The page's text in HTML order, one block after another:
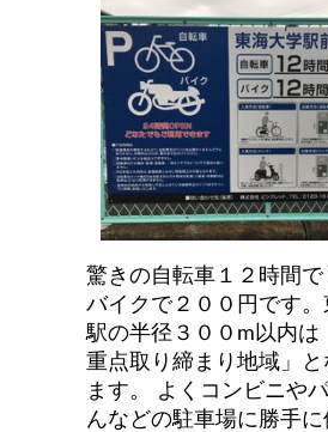
驚きの自転車１２時間で
バイクで２００円です
駅の半径３００m以内は
重点取り締まり地域」と
ます。
よくコンビニや
んなどの駐車場に勝手